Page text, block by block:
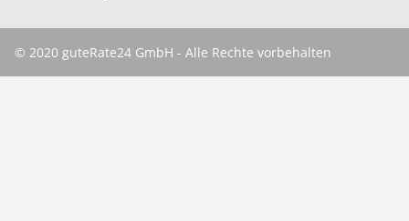
© 2020 guteRate24 GmbH - Alle Rechte vorbehalten